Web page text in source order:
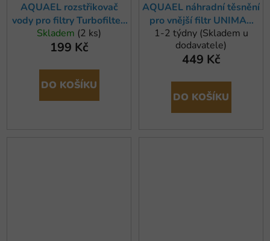
AQUAEL rozstřikovač
vody pro filtry Turbofilter,
Circulator a
Unimax/Hypermax
Skladem (2 ks)
199 Kč
DO KOŠÍKU
AQUAEL náhradní těsnění
pro vnější filtr UNIMAX
150 a UNIMAX 250
1-2 týdny (Skladem u
dodavatele)
449 Kč
DO KOŠÍKU